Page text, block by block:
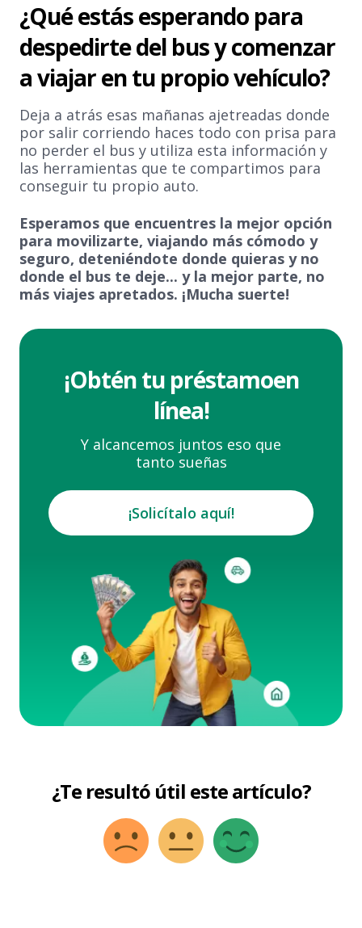
¿Qué estás esperando para
despedirte del bus y comenzar
a viajar en tu propio vehículo?
Deja a atrás esas mañanas ajetreadas donde
por salir corriendo haces todo con prisa para
no perder el bus y utiliza esta información y
las herramientas que te compartimos para
conseguir tu propio auto.
Esperamos que encuentres la mejor opción
para movilizarte, viajando más cómodo y
seguro, deteniéndote donde quieras y no
donde el bus te deje... y la mejor parte, no
más viajes apretados. ¡Mucha suerte!
¡Obtén tu préstamoen
línea!
Y alcancemos juntos eso que
tanto sueñas
¡Solicítalo aquí!
¿Te resultó útil este artículo?